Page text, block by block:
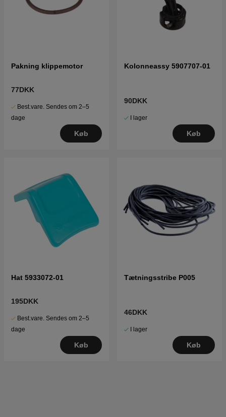
Pakning klippemotor
77DKK
Best.vare. Sendes om 2–5
dage
Køb
Kolonneassy 5907707-01
90DKK
I lager
Køb
Hat 5933072-01
195DKK
Best.vare. Sendes om 2–5
dage
Køb
Tætningsstribe P005
46DKK
I lager
Køb